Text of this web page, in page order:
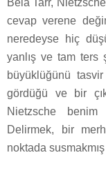
cevap verene
neredeyse hiç
yanlış ve tam ters
büyüklüğünü
gördüğü ve bir
Nietzsche
Delirmek, bir
noktada